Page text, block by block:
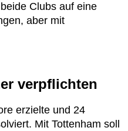
Clubs auf eine
aber mit
verpflichten
erzielte und 24
Mit Tottenham soll